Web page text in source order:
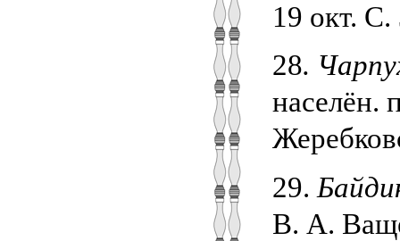
19 окт. С.
28.
населён.
29.
В. А.